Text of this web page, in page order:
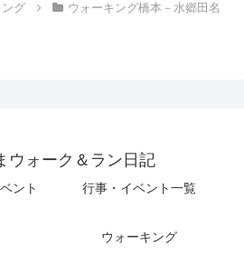
グ
ウォーキング橋本－水郷田名
ウォーク＆ラン日記
ント
行事・イベント一覧
ウォーキング